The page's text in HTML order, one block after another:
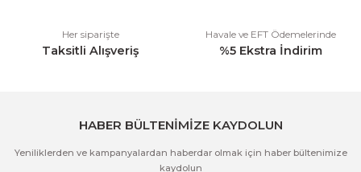
Her siparişte
Taksitli Alışveriş
Havale ve EFT Ödemelerinde
%5 Ekstra İndirim
HABER BÜLTENİMİZE KAYDOLUN
Yeniliklerden ve kampanyalardan haberdar olmak için haber bültenimize
kaydolun